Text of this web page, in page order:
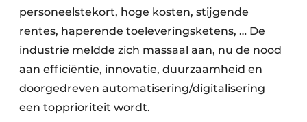
personeelstekort, hoge kosten, stijgende
rentes, haperende toeleveringsketens, … De
industrie meldde zich massaal aan, nu de nood
aan efficiëntie, innovatie, duurzaamheid en
doorgedreven automatisering/digitalisering
een topprioriteit wordt.